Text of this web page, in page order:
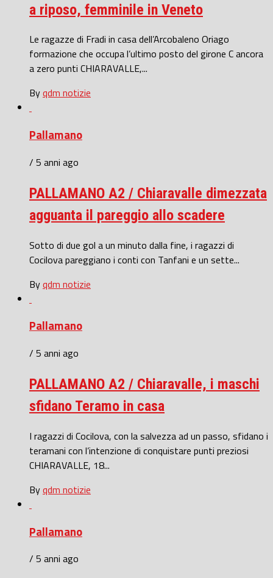
a riposo, femminile in Veneto
Le ragazze di Fradi in casa dell’Arcobaleno Oriago
formazione che occupa l’ultimo posto del girone C ancora
a zero punti CHIARAVALLE,...
Byqdm notizie
Pallamano
/ 5 anni ago
PALLAMANO A2 / Chiaravalle dimezzata
agguanta il pareggio allo scadere
Sotto di due gol a un minuto dalla fine, i ragazzi di
Cocilova pareggiano i conti con Tanfani e un sette...
Byqdm notizie
Pallamano
/ 5 anni ago
PALLAMANO A2 / Chiaravalle, i maschi
sfidano Teramo in casa
I ragazzi di Cocilova, con la salvezza ad un passo, sfidano i
teramani con l’intenzione di conquistare punti preziosi
CHIARAVALLE, 18...
Byqdm notizie
Pallamano
/ 5 anni ago